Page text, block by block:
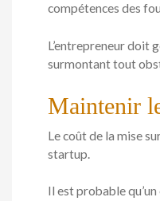
compétences des
L’entrepreneur doit
surmontant tout
Maintenir
Le coût de la mise
startup.
Il est probable